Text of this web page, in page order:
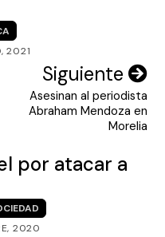
2021
Siguiente
Asesinan al periodista
Abraham Mendoza en
Morelia
por atacar a
2020